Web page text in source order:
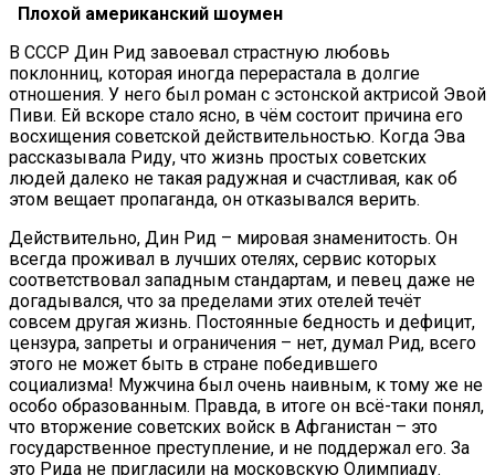
Плохой американский шоумен
В СССР Дин Рид завоевал страстную любовь
поклонниц, которая иногда перерастала в долгие
отношения. У него был роман с эстонской актрисой Эвой
Пиви. Ей вскоре стало ясно, в чём состоит причина его
восхищения советской действительностью. Когда Эва
рассказывала Риду, что жизнь простых советских
людей далеко не такая радужная и счастливая, как об
этом вещает пропаганда, он отказывался верить.
Действительно, Дин Рид – мировая знаменитость. Он
всегда проживал в лучших отелях, сервис которых
соответствовал западным стандартам, и певец даже не
догадывался, что за пределами этих отелей течёт
совсем другая жизнь. Постоянные бедность и дефицит,
цензура, запреты и ограничения – нет, думал Рид, всего
этого не может быть в стране победившего
социализма! Мужчина был очень наивным, к тому же не
особо образованным. Правда, в итоге он всё-таки понял,
что вторжение советских войск в Афганистан – это
государственное преступление, и не поддержал его. За
это Рида не пригласили на московскую Олимпиаду.